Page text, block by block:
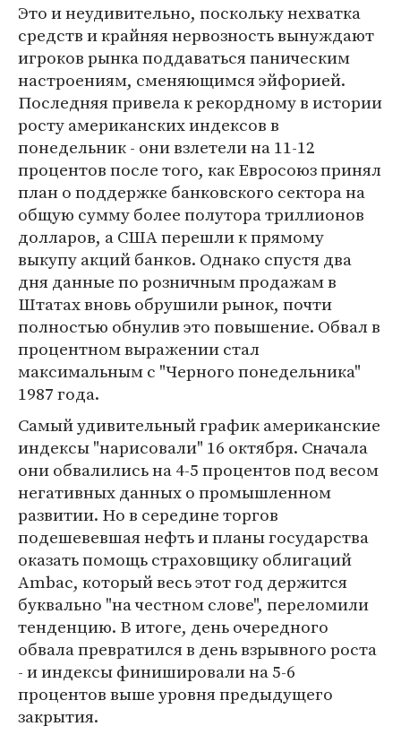
Это и неудивительно, поскольку нехватка
средств и крайняя нервозность вынуждают
игроков рынка поддаваться паническим
настроениям, сменяющимся эйфорией.
Последняя привела к рекордному в истории
росту американских индексов в
понедельник - они взлетели на 11-12
процентов после того, как Евросоюз принял
план о поддержке банковского сектора на
общую сумму более полутора триллионов
долларов, а США перешли к прямому
выкупу акций банков. Однако спустя два
дня данные по розничным продажам в
Штатах вновь обрушили рынок, почти
полностью обнулив это повышение. Обвал в
процентном выражении стал
максимальным с "Черного понедельника"
1987 года.
Самый удивительный график американские
индексы "нарисовали" 16 октября. Сначала
они обвалились на 4-5 процентов под весом
негативных данных о промышленном
развитии. Но в середине торгов
подешевевшая нефть и планы государства
оказать помощь страховщику облигаций
Ambac, который весь этот год держится
буквально "на честном слове", переломили
тенденцию. В итоге, день очередного
обвала превратился в день взрывного роста
- и индексы финишировали на 5-6
процентов выше уровня предыдущего
закрытия.